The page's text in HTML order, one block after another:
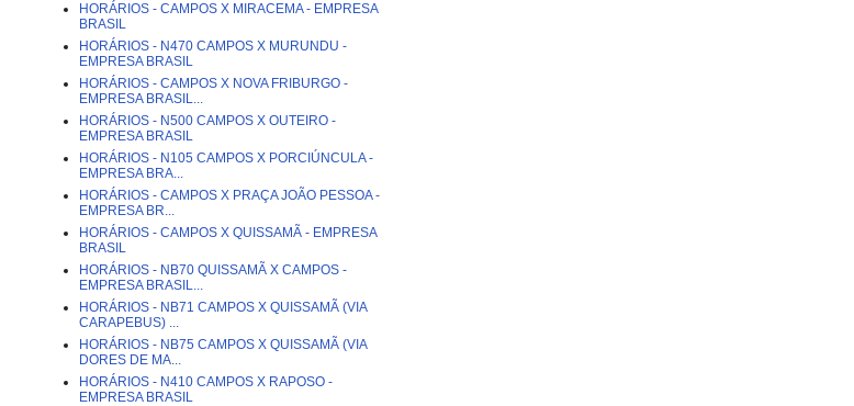
HORÁRIOS - CAMPOS X MIRACEMA - EMPRESA
BRASIL
HORÁRIOS - N470 CAMPOS X MURUNDU -
EMPRESA BRASIL
HORÁRIOS - CAMPOS X NOVA FRIBURGO -
EMPRESA BRASIL...
HORÁRIOS - N500 CAMPOS X OUTEIRO -
EMPRESA BRASIL
HORÁRIOS - N105 CAMPOS X PORCIÚNCULA -
EMPRESA BRA...
HORÁRIOS - CAMPOS X PRAÇA JOÃO PESSOA -
EMPRESA BR...
HORÁRIOS - CAMPOS X QUISSAMÃ - EMPRESA
BRASIL
HORÁRIOS - NB70 QUISSAMÃ X CAMPOS -
EMPRESA BRASIL...
HORÁRIOS - NB71 CAMPOS X QUISSAMÃ (VIA
CARAPEBUS) ...
HORÁRIOS - NB75 CAMPOS X QUISSAMÃ (VIA
DORES DE MA...
HORÁRIOS - N410 CAMPOS X RAPOSO -
EMPRESA BRASIL